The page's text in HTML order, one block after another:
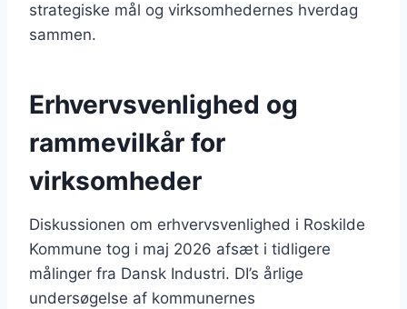
strategiske mål og virksomhedernes hverdag
sammen.
Erhvervsvenlighed og
rammevilkår for
virksomheder
Diskussionen om erhvervsvenlighed i Roskilde
Kommune tog i maj 2026 afsæt i tidligere
målinger fra Dansk Industri. DI’s årlige
undersøgelse af kommunernes